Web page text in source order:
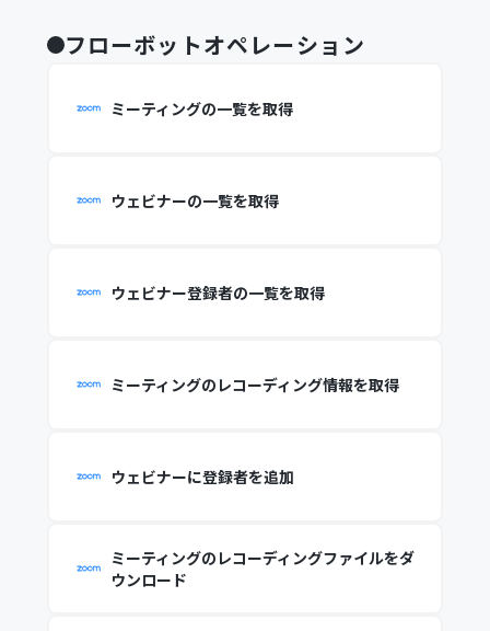
フローボットオペレーション
ミーティングの一覧を取得
ウェビナーの一覧を取得
ウェビナー登録者の一覧を取得
ミーティングのレコーディング情報を取得
ウェビナーに登録者を追加
ミーティングのレコーディングファイルをダ
ウンロード